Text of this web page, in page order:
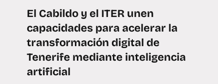
El Cabildo y el ITER unen
capacidades para acelerar la
transformación digital de
Tenerife mediante inteligencia
artificial